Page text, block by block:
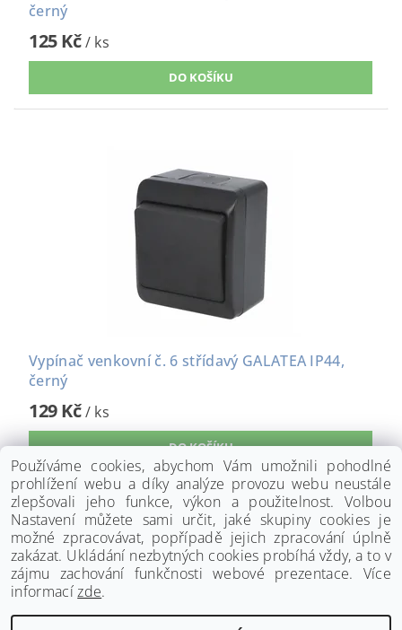
černý
125 Kč/ ks
Vypínač venkovní č. 6 střídavý GALATEA IP44,
černý
129 Kč/ ks
www.palmat.cz
Používáme cookies, abychom Vám umožnili pohodlné
prohlížení webu a díky analýze provozu webu neustále
zlepšovali jeho funkce, výkon a použitelnost. Volbou
Nastavení můžete sami určit, jaké skupiny cookies je
možné zpracovávat, popřípadě jejich zpracování úplně
zakázat. Ukládání nezbytných cookies probíhá vždy, a to v
zájmu zachování funkčnosti webové prezentace. Více
informacízde.